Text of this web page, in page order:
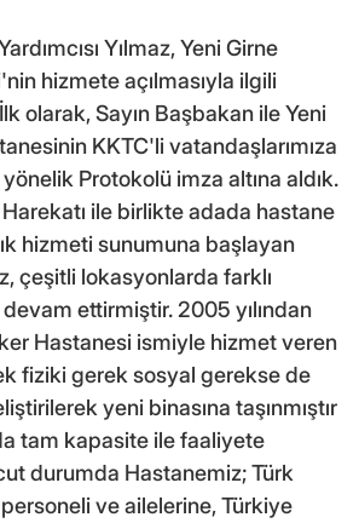
Yılmaz, Yeni Girne
hizmete açılmasıyla ilgili
olarak, Sayın Başbakan ile Yeni
KKTC'li vatandaşlarımıza
Protokolü imza altına aldık.
Harekatı ile birlikte adada hastane
hizmeti sunumuna başlayan
çeşitli lokasyonlarda farklı
devam ettirmiştir. 2005 yılından
Hastanesi ismiyle hizmet veren
fiziki gerek sosyal gerekse de
yeni binasına taşınmıştır
tam kapasite ile faaliyete
durumda Hastanemiz; Türk
ve ailelerine, Türkiye